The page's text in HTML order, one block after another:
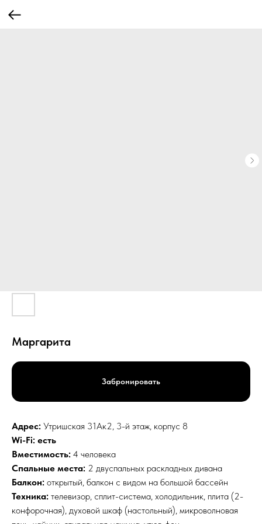
Маргарита
Забронировать
Адрес: Утришская 31Ак2, 3-й этаж, корпус 8
Wi-Fi: есть
Вместимость: 4 человека
Спальные места: 2 двуспальных раскладных дивана
Балкон: открытый, балкон с видом на большой бассейн
Техника: телевизор, сплит-система, холодильник, плита (2-
конфорочная), духовой шкаф (настольный), микроволновая